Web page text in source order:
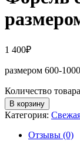
1 400₽
размером 600-
Количество
В корзину
Категория:
Отзывы (0)